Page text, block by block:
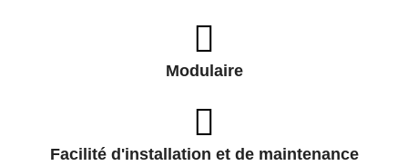
Modulaire
Facilité d'installation et de maintenance